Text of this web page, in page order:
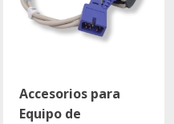
Accesorios para
Equipo de